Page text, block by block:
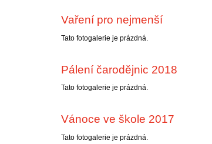
Vaření pro nejmenší
Tato fotogalerie je prázdná.
Pálení čarodějnic 2018
Tato fotogalerie je prázdná.
Vánoce ve škole 2017
Tato fotogalerie je prázdná.